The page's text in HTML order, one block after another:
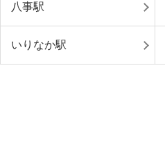
八事駅
いりなか駅